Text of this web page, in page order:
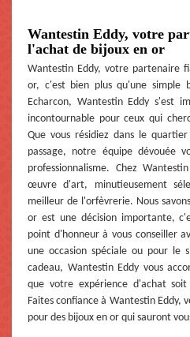
Wantestin Eddy, votre
l'achat de bijoux en or
Wantestin Eddy, votre partenaire
or, c'est bien plus qu'une simple
Echarcon, Wantestin Eddy s'est
incontournable pour ceux qui
Que vous résidiez dans le
passage, notre équipe dévouée
professionnalisme. Chez
œuvre d'art, minutieusement
meilleur de l'orfèvrerie. Nous
or est une décision importante,
point d'honneur à vous conseiller
une occasion spéciale ou pour le
cadeau, Wantestin Eddy vous
que votre expérience d'achat
Faites confiance à Wantestin Eddy,
pour des bijoux en or qui sauront